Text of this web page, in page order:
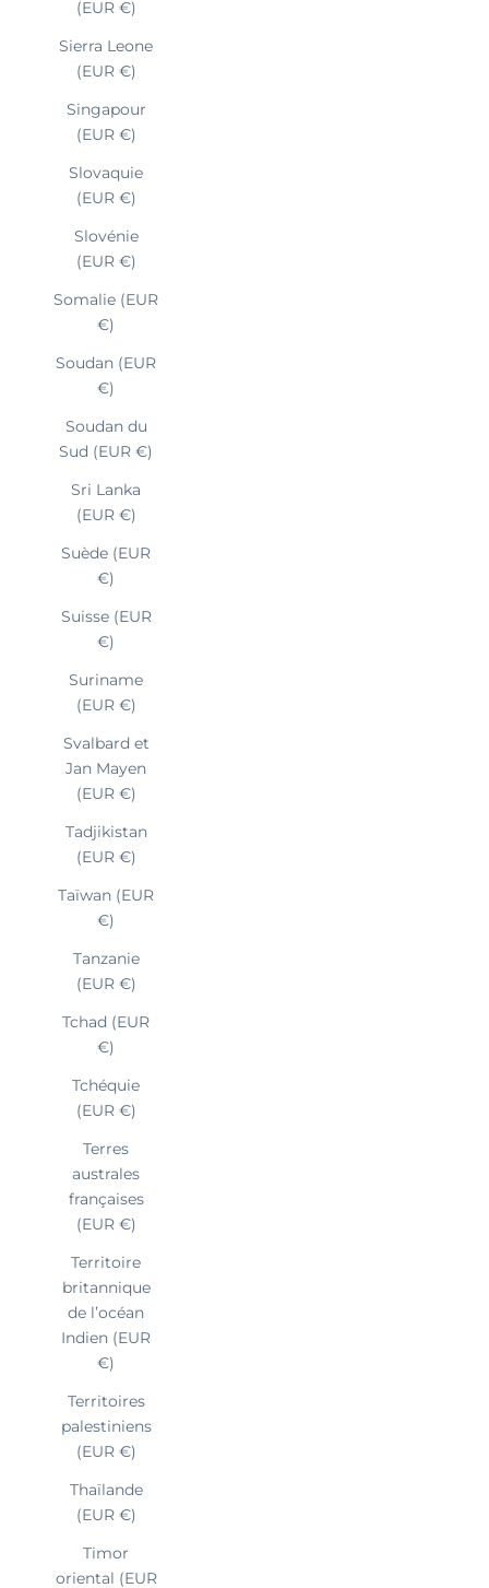
(EUR €)
Sierra Leone
(EUR €)
Singapour
(EUR €)
Slovaquie
(EUR €)
Slovénie
(EUR €)
Somalie (EUR
€)
Soudan (EUR
€)
Soudan du
Sud (EUR €)
Sri Lanka
(EUR €)
Suède (EUR
€)
Suisse (EUR
€)
Suriname
(EUR €)
Svalbard et
Jan Mayen
(EUR €)
Tadjikistan
(EUR €)
Taïwan (EUR
€)
Tanzanie
(EUR €)
Tchad (EUR
€)
Tchéquie
(EUR €)
Terres
australes
françaises
(EUR €)
Territoire
britannique
de l’océan
Indien (EUR
€)
Territoires
palestiniens
(EUR €)
Thaïlande
(EUR €)
Timor
oriental (EUR